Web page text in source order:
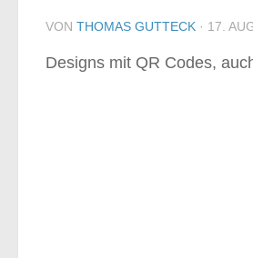
VON THOMAS GUTTECK · 17.
Designs mit QR Codes,